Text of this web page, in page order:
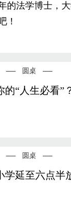
的法学博士，
！
圆桌
的“人生必看”
圆桌
学延至六点半